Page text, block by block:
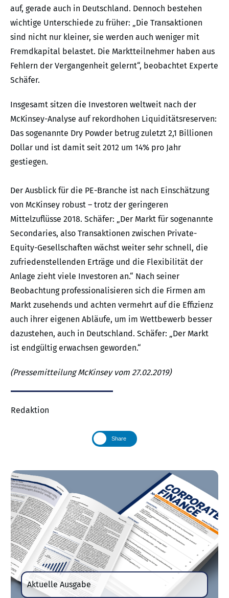
auf, gerade auch in Deutschland. Dennoch bestehen
wichtige Unterschiede zu früher: „Die Transaktionen
sind nicht nur kleiner, sie werden auch weniger mit
Fremdkapital belastet. Die Marktteilnehmer haben aus
Fehlern der Vergangenheit gelernt“, beobachtet Experte
Schäfer.
Insgesamt sitzen die Investoren weltweit nach der
McKinsey-Analyse auf rekordhohen Liquiditätsreserven:
Das sogenannte Dry Powder betrug zuletzt 2,1 Billionen
Dollar und ist damit seit 2012 um 14% pro Jahr
gestiegen.
Der Ausblick für die PE-Branche ist nach Einschätzung
von McKinsey robust – trotz der geringeren
Mittelzuflüsse 2018. Schäfer: „Der Markt für sogenannte
Secondaries, also Transaktionen zwischen Private-
Equity-Gesellschaften wächst weiter sehr schnell, die
zufriedenstellenden Erträge und die Flexibilität der
Anlage zieht viele Investoren an.“ Nach seiner
Beobachtung professionalisieren sich die Firmen am
Markt zusehends und achten vermehrt auf die Effizienz
auch ihrer eigenen Abläufe, um im Wettbewerb besser
dazustehen, auch in Deutschland. Schäfer: „Der Markt
ist endgültig erwachsen geworden.“
(Pressemitteilung McKinsey vom 27.02.2019)
Redaktion
Share
Aktuelle Ausgabe